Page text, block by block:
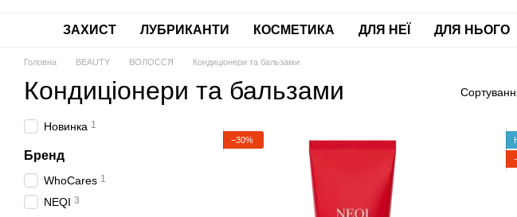
ЗАХИСТ ЛУБРИКАНТИ КОСМЕТИКА ДЛЯ НЕЇ ДЛЯ НЬОГО
Головна BEAUTY ВОЛОССЯ Кондиціонери та бальзами
Кондиціонери та бальзами
−30%
Новинка 1
Бренд
WhoCares 1
NEQI 3